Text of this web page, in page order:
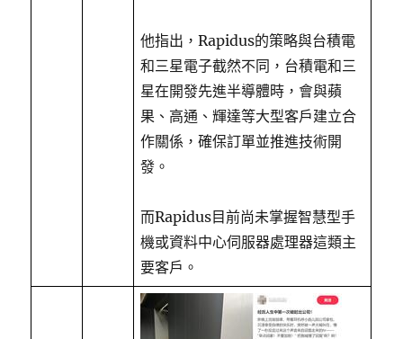
他指出，Rapidus的策略與台積電
和三星電子截然不同，台積電和三
星在開發先進半導體時，會與蘋
果、高通、輝達等大型客戶建立合
作關係，確保訂單並推進技術開
發。
而Rapidus目前尚未掌握智慧型手
機或資料中心伺服器處理器這類主
要客戶。